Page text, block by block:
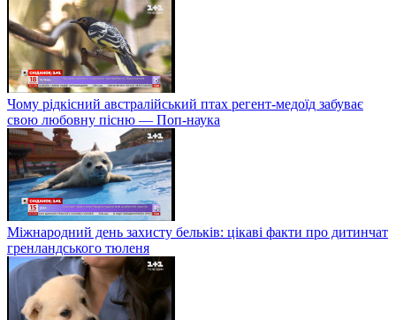
Чому рідкісний австралійський птах регент-медоїд забуває
свою любовну пісню — Поп-наука
Міжнародний день захисту бельків: цікаві факти про дитинчат
гренландського тюленя